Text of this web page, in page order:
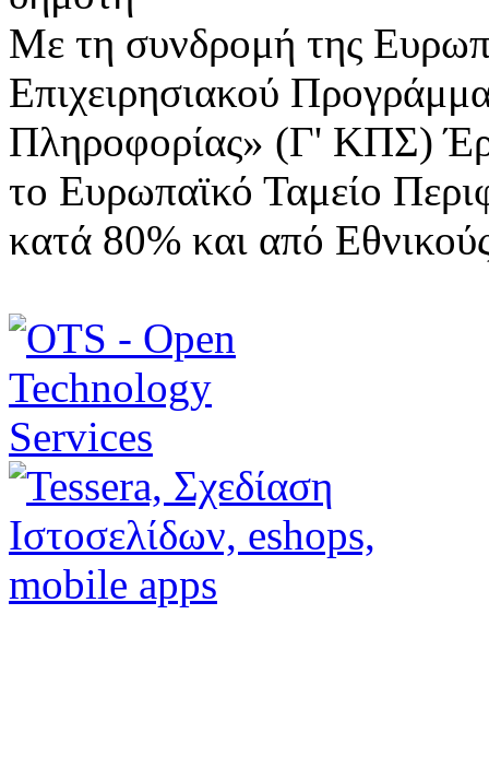
Με τη συνδρομή της
Επιχειρησιακού
Πληροφορίας» (Γ' ΚΠΣ)
το Ευρωπαϊκό Ταμείο
κατά 80% και από